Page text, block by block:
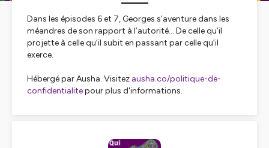
Dans les épisodes 6 et 7, Georges s’aventure dans les
méandres de son rapport à l’autorité… De celle qu’il
projette à celle qu’il subit en passant par celle qu’il
exerce.
Hébergé par Ausha. Visitez ausha.co/politique-de-
confidentialitepour plus d'informations.